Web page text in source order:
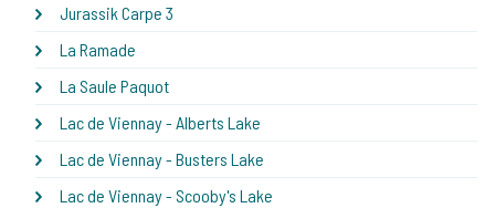
Jurassik Carpe 3
La Ramade
La Saule Paquot
Lac de Viennay - Alberts Lake
Lac de Viennay - Busters Lake
Lac de Viennay - Scooby's Lake